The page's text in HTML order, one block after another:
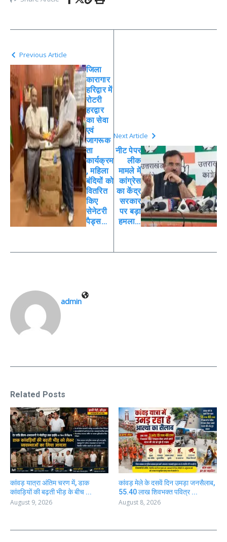
Previous Article
जिला
कारागार
हरिद्वार में
रोटरी
हरद्वार
का सेवा
एवं
जागरूक
ता
कार्यक्रम
, महिला
बंदियों को
वितरित
किए
सेनेटरी
पैड्स…
Next Article
नीट पेपर
लीक
मामले में
कांग्रेस
का केंद्र
सरकार
पर बड़ा
हमला…
admin
Related Posts
कांवड़ यात्रा अंतिम चरण में, डाक
कांवड़ियों की बढ़ती भीड़ के बीच ...
August 9, 2026
कांवड़ मेले के दसवें दिन उमड़ा जनसैलाब,
55.40 लाख शिवभक्त पवित्र ...
August 8, 2026